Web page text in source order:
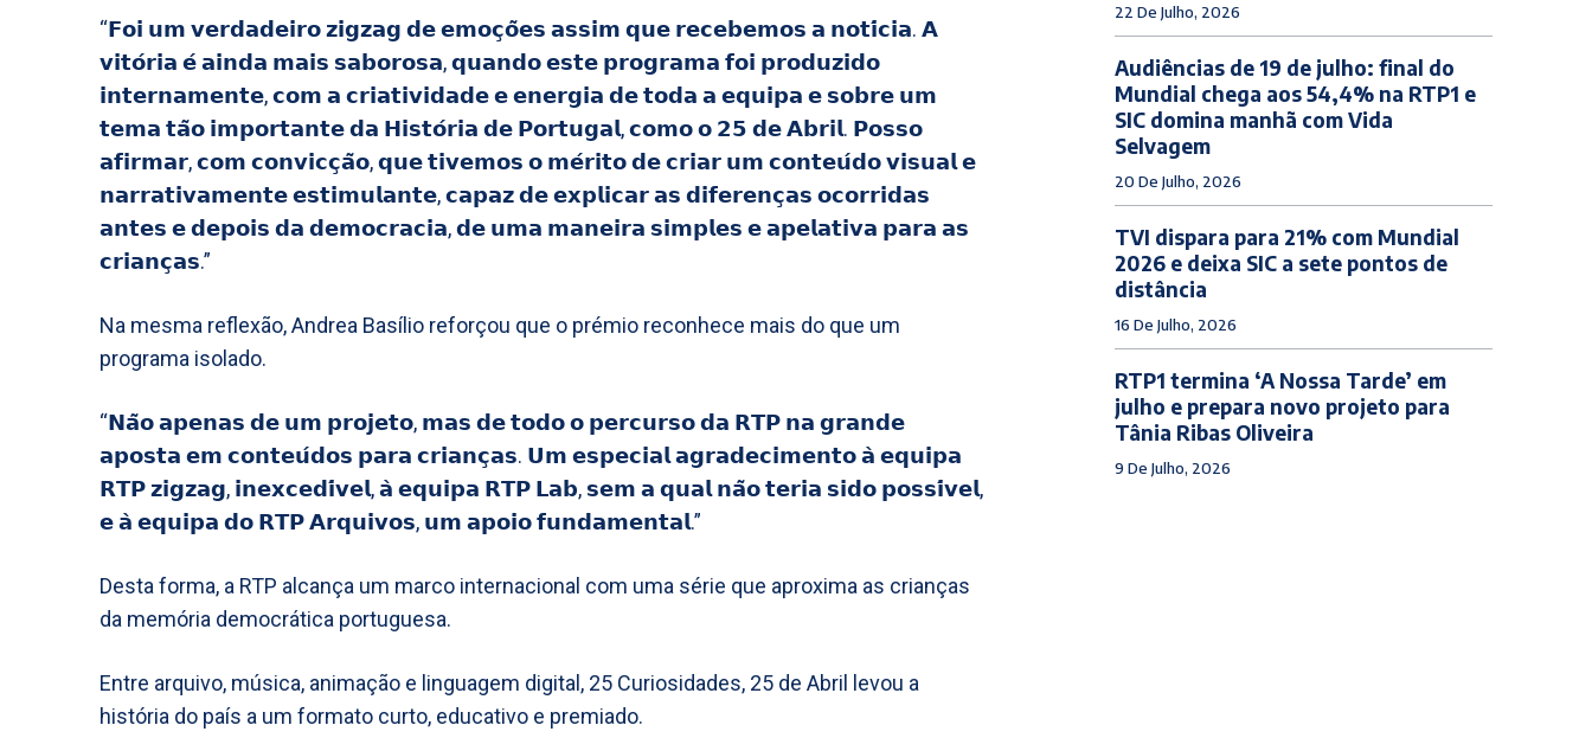
“𝗙𝗼𝗶 𝘂𝗺 𝘃𝗲𝗿𝗱𝗮𝗱𝗲𝗶𝗿𝗼 𝘇𝗶𝗴𝘇𝗮𝗴 𝗱𝗲 𝗲𝗺𝗼𝗰̧𝗼̃𝗲𝘀 𝗮𝘀𝘀𝗶𝗺 𝗾𝘂𝗲 𝗿𝗲𝗰𝗲𝗯𝗲𝗺𝗼𝘀 𝗮 𝗻𝗼𝘁𝗶́𝗰𝗶𝗮. 𝗔
𝘃𝗶𝘁𝗼́𝗿𝗶𝗮 𝗲́ 𝗮𝗶𝗻𝗱𝗮 𝗺𝗮𝗶𝘀 𝘀𝗮𝗯𝗼𝗿𝗼𝘀𝗮, 𝗾𝘂𝗮𝗻𝗱𝗼 𝗲𝘀𝘁𝗲 𝗽𝗿𝗼𝗴𝗿𝗮𝗺𝗮 𝗳𝗼𝗶 𝗽𝗿𝗼𝗱𝘂𝘇𝗶𝗱𝗼
𝗶𝗻𝘁𝗲𝗿𝗻𝗮𝗺𝗲𝗻𝘁𝗲, 𝗰𝗼𝗺 𝗮 𝗰𝗿𝗶𝗮𝘁𝗶𝘃𝗶𝗱𝗮𝗱𝗲 𝗲 𝗲𝗻𝗲𝗿𝗴𝗶𝗮 𝗱𝗲 𝘁𝗼𝗱𝗮 𝗮 𝗲𝗾𝘂𝗶𝗽𝗮 𝗲 𝘀𝗼𝗯𝗿𝗲 𝘂𝗺
𝘁𝗲𝗺𝗮 𝘁𝗮̃𝗼 𝗶𝗺𝗽𝗼𝗿𝘁𝗮𝗻𝘁𝗲 𝗱𝗮 𝗛𝗶𝘀𝘁𝗼́𝗿𝗶𝗮 𝗱𝗲 𝗣𝗼𝗿𝘁𝘂𝗴𝗮𝗹, 𝗰𝗼𝗺𝗼 𝗼 𝟮𝟱 𝗱𝗲 𝗔𝗯𝗿𝗶𝗹. 𝗣𝗼𝘀𝘀𝗼
𝗮𝗳𝗶𝗿𝗺𝗮𝗿, 𝗰𝗼𝗺 𝗰𝗼𝗻𝘃𝗶𝗰𝗰̧𝗮̃𝗼, 𝗾𝘂𝗲 𝘁𝗶𝘃𝗲𝗺𝗼𝘀 𝗼 𝗺𝗲́𝗿𝗶𝘁𝗼 𝗱𝗲 𝗰𝗿𝗶𝗮𝗿 𝘂𝗺 𝗰𝗼𝗻𝘁𝗲𝘂́𝗱𝗼 𝘃𝗶𝘀𝘂𝗮𝗹 𝗲
𝗻𝗮𝗿𝗿𝗮𝘁𝗶𝘃𝗮𝗺𝗲𝗻𝘁𝗲 𝗲𝘀𝘁𝗶𝗺𝘂𝗹𝗮𝗻𝘁𝗲, 𝗰𝗮𝗽𝗮𝘇 𝗱𝗲 𝗲𝘅𝗽𝗹𝗶𝗰𝗮𝗿 𝗮𝘀 𝗱𝗶𝗳𝗲𝗿𝗲𝗻𝗰̧𝗮𝘀 𝗼𝗰𝗼𝗿𝗿𝗶𝗱𝗮𝘀
𝗮𝗻𝘁𝗲𝘀 𝗲 𝗱𝗲𝗽𝗼𝗶𝘀 𝗱𝗮 𝗱𝗲𝗺𝗼𝗰𝗿𝗮𝗰𝗶𝗮, 𝗱𝗲 𝘂𝗺𝗮 𝗺𝗮𝗻𝗲𝗶𝗿𝗮 𝘀𝗶𝗺𝗽𝗹𝗲𝘀 𝗲 𝗮𝗽𝗲𝗹𝗮𝘁𝗶𝘃𝗮 𝗽𝗮𝗿𝗮 𝗮𝘀
𝗰𝗿𝗶𝗮𝗻𝗰̧𝗮𝘀.”
Na mesma reflexão, Andrea Basílio reforçou que o prémio reconhece mais do que um
programa isolado.
“𝗡𝗮̃𝗼 𝗮𝗽𝗲𝗻𝗮𝘀 𝗱𝗲 𝘂𝗺 𝗽𝗿𝗼𝗷𝗲𝘁𝗼, 𝗺𝗮𝘀 𝗱𝗲 𝘁𝗼𝗱𝗼 𝗼 𝗽𝗲𝗿𝗰𝘂𝗿𝘀𝗼 𝗱𝗮 𝗥𝗧𝗣 𝗻𝗮 𝗴𝗿𝗮𝗻𝗱𝗲
𝗮𝗽𝗼𝘀𝘁𝗮 𝗲𝗺 𝗰𝗼𝗻𝘁𝗲𝘂́𝗱𝗼𝘀 𝗽𝗮𝗿𝗮 𝗰𝗿𝗶𝗮𝗻𝗰̧𝗮𝘀. 𝗨𝗺 𝗲𝘀𝗽𝗲𝗰𝗶𝗮𝗹 𝗮𝗴𝗿𝗮𝗱𝗲𝗰𝗶𝗺𝗲𝗻𝘁𝗼 𝗮̀ 𝗲𝗾𝘂𝗶𝗽𝗮
𝗥𝗧𝗣 𝘇𝗶𝗴𝘇𝗮𝗴, 𝗶𝗻𝗲𝘅𝗰𝗲𝗱𝗶́𝘃𝗲𝗹, 𝗮̀ 𝗲𝗾𝘂𝗶𝗽𝗮 𝗥𝗧𝗣 𝗟𝗮𝗯, 𝘀𝗲𝗺 𝗮 𝗾𝘂𝗮𝗹 𝗻𝗮̃𝗼 𝘁𝗲𝗿𝗶𝗮 𝘀𝗶𝗱𝗼 𝗽𝗼𝘀𝘀𝗶́𝘃𝗲𝗹,
𝗲 𝗮̀ 𝗲𝗾𝘂𝗶𝗽𝗮 𝗱𝗼 𝗥𝗧𝗣 𝗔𝗿𝗾𝘂𝗶𝘃𝗼𝘀, 𝘂𝗺 𝗮𝗽𝗼𝗶𝗼 𝗳𝘂𝗻𝗱𝗮𝗺𝗲𝗻𝘁𝗮𝗹.”
Desta forma, a RTP alcança um marco internacional com uma série que aproxima as crianças
da memória democrática portuguesa.
Entre arquivo, música, animação e linguagem digital, 25 Curiosidades, 25 de Abril levou a
história do país a um formato curto, educativo e premiado.
22 De Julho, 2026
Audiências de 19 de julho: final do
Mundial chega aos 54,4% na RTP1 e
SIC domina manhã com Vida
Selvagem
20 De Julho, 2026
TVI dispara para 21% com Mundial
2026 e deixa SIC a sete pontos de
distância
16 De Julho, 2026
RTP1 termina ‘A Nossa Tarde’ em
julho e prepara novo projeto para
Tânia Ribas Oliveira
9 De Julho, 2026